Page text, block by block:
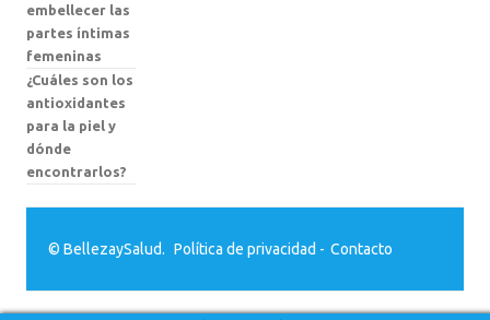
embellecer las
partes íntimas
femeninas
¿Cuáles son los
antioxidantes
para la piel y
dónde
encontrarlos?
© BellezaySalud. Política de privacidad - Contacto